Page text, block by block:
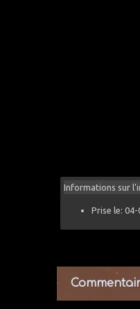
Informations sur
Prise le: